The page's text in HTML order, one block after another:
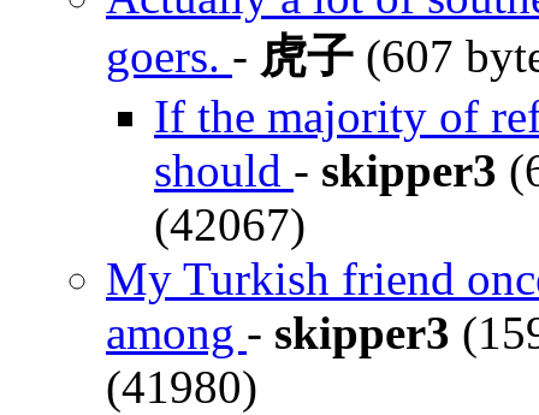
goers. - 虎子 (607
If the majority of
should - skipper3
(42067)
My Turkish friend
among - skipper3
(41980)